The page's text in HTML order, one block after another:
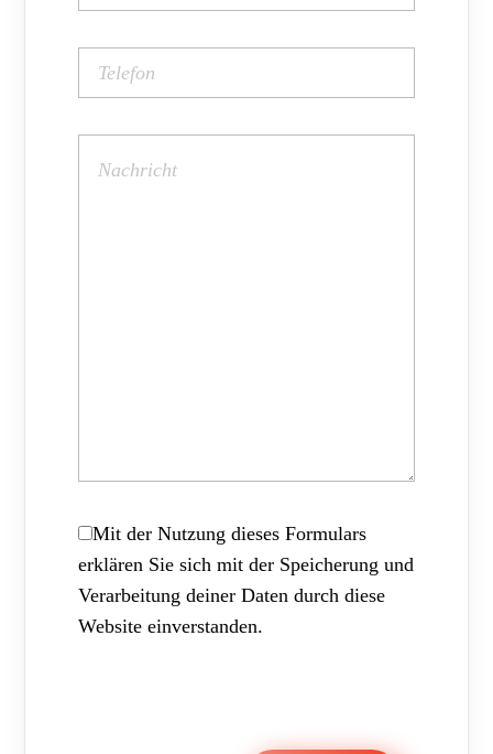
Mit der Nutzung dieses Formulars
erklären Sie sich mit der Speicherung und
Verarbeitung deiner Daten durch diese
Website einverstanden.